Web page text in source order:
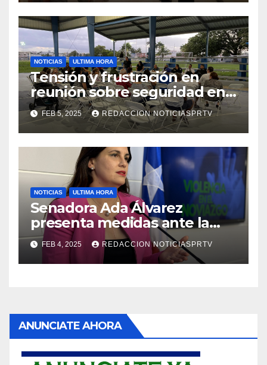
NOTICIAS ULTIMA HORA
Tensión y frustración en
reunión sobre seguridad en
Reparto Metropolitano
FEB 5, 2025 REDACCION NOTICIASPRTV
NOTICIAS ULTIMA HORA
Senadora Ada Álvarez
presenta medidas ante la
violencia en el noviazgo
FEB 4, 2025 REDACCION NOTICIASPRTV
ANUNCIATE AHORA